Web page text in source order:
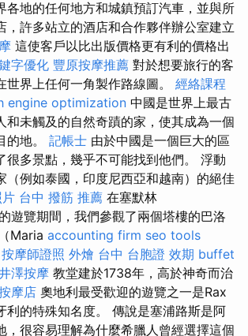
各地的任何地方和城鎮預訂汽車，並與所
，許多站立的酒店和合作夥伴辦公室建立
這使客戶以比出版價格更有利的價格出
字優化 豐原按摩推薦 對於想要旅行的客
世界上任何一角製作路線圖。 經絡課程
engine optimization 中國是世界上最古
和未觸及的自然奇蹟的家，使其成為一個
的地。 記帳士 由於中國是一個巨大的區
很多景點，幾乎不可能找到他們。 浮動
（例如泰國，印度尼西亞和越南）的絕佳
台中 撥筋 推薦 在塞默林
遊覽期間，我們參觀了兩個塔樓的巴洛
Maria accounting firm seo tools
按摩師證照 外燴 台中 台胞證 效期 buffet
澤按摩 教堂建於1738年，高於神奇而治
摩店 奧地利最受歡迎的遊覽之一是Rax
利的特殊知名度。 傳說是塞浦路斯是阿
，很容易理解為什麼希臘人曾經選擇這個